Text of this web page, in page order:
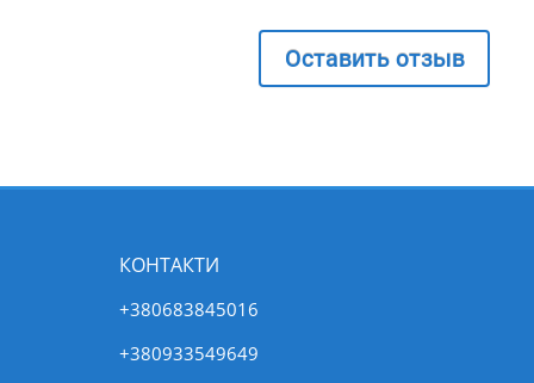
Оставить отзыв
КОНТАКТИ
+380683845016
+380933549649